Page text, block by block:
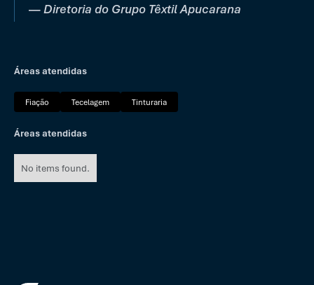
—Diretoria do Grupo Têxtil Apucarana
Áreas atendidas
Fiação Tecelagem Tinturaria
Áreas atendidas
No items found.